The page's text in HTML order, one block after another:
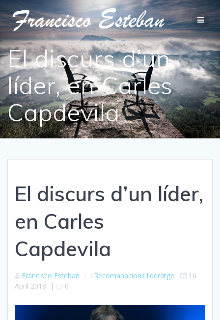
El discurs d’un
líder, en Carles
Capdevila
El discurs d’un líder,
en Carles
Capdevila
Francisco Esteban Recomanacions lideratge
16
April 2018 | 0